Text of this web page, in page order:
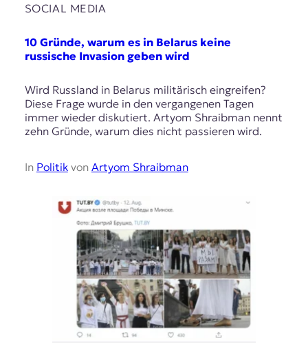
SOCIAL MEDIA
10 Gründe, warum es in Belarus keine
russische Invasion geben wird
Wird Russland in Belarus militärisch eingreifen?
Diese Frage wurde in den vergangenen Tagen
immer wieder diskutiert. Artyom Shraibman nennt
zehn Gründe, warum dies nicht passieren wird.
In Politikvon Artyom Shraibman